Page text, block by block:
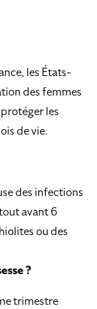
les États-
des femmes
les
de vie.
des infections
avant 6
ou des
?
trimestre